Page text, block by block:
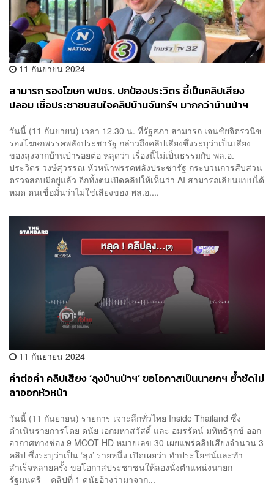
11 กันยายน 2024
สามารถ รองโฆษก พปชร. ปกป้องประวิตร ชี้เป็นคลิปเสียง
ปลอม เชื่อประชาชนสนใจคลิปบ้านจันทร์ฯ มากกว่าบ้านป่าฯ
วันนี้ (11 กันยายน) เวลา 12.30 น. ที่รัฐสภา สามารถ เจนชัยจิตรวนิช
รองโฆษกพรรคพลังประชารัฐ กล่าวถึงคลิปเสียงซึ่งระบุว่าเป็นเสียง
ของลุงจากบ้านป่ารอยต่อ หลุดว่า เรื่องนี้ไม่เป็นธรรมกับ พล.อ.
ประวิตร วงษ์สุวรรณ หัวหน้าพรรคพลังประชารัฐ กระบวนการสืบสวน
ตรวจสอบมีอยู่แล้ว อีกทั้งตนเปิดคลิปให้เห็นว่า AI สามารถเลียนแบบได้
หมด ตนเชื่อมั่นว่าไม่ใช่เสียงของ พล.อ....
11 กันยายน 2024
คำต่อคำ คลิปเสียง ‘ลุงบ้านป่าฯ’ ขอโอกาสเป็นนายกฯ ย้ำชัดไม่
ลาออกหัวหน้า
วันนี้ (11 กันยายน) รายการ เจาะลึกทั่วไทย Inside Thailand ซึ่ง
ดำเนินรายการโดย ดนัย เอกมหาสวัสดิ์ และ อมรรัตน์ มหิทธิรุกข์ ออก
อากาศทางช่อง 9 MCOT HD หมายเลข 30 เผยแพร่คลิปเสียงจำนวน 3
คลิป ซึ่งระบุว่าเป็น ‘ลุง’ รายหนึ่ง เปิดเผยว่า ทำประโยชน์และทำ
สำเร็จหลายครั้ง ขอโอกาสประชาชนให้ลองนั่งตำแหน่งนายก
รัฐมนตรี คลิปที่ 1 ดนัยอ้างว่ามาจาก...